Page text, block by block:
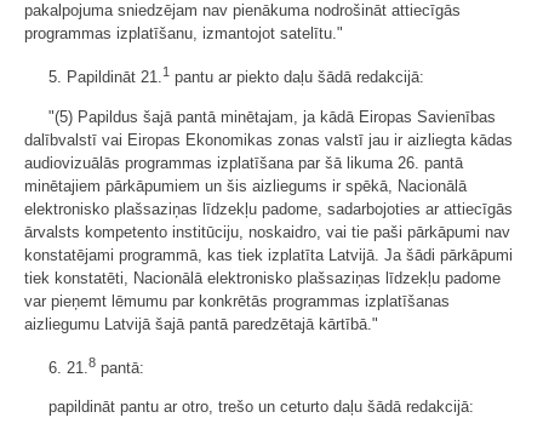
pakalpojuma sniedzējam nav pienākuma nodrošināt attiecīgās
programmas izplatīšanu, izmantojot satelītu."
5. Papildināt 21.1 pantu ar piekto daļu šādā redakcijā:
"(5) Papildus šajā pantā minētajam, ja kādā Eiropas Savienības
dalībvalstī vai Eiropas Ekonomikas zonas valstī jau ir aizliegta kādas
audiovizuālās programmas izplatīšana par šā likuma 26. pantā
minētajiem pārkāpumiem un šis aizliegums ir spēkā, Nacionālā
elektronisko plašsaziņas līdzekļu padome, sadarbojoties ar attiecīgās
ārvalsts kompetento institūciju, noskaidro, vai tie paši pārkāpumi nav
konstatējami programmā, kas tiek izplatīta Latvijā. Ja šādi pārkāpumi
tiek konstatēti, Nacionālā elektronisko plašsaziņas līdzekļu padome
var pieņemt lēmumu par konkrētās programmas izplatīšanas
aizliegumu Latvijā šajā pantā paredzētajā kārtībā."
6. 21. 8 pantā:
papildināt pantu ar otro, trešo un ceturto daļu šādā redakcijā: